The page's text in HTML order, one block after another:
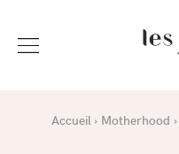
Accueil Motherhood